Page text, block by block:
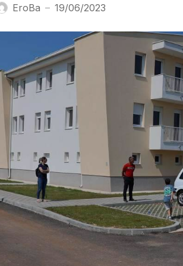
EroBa — 19/06/2023